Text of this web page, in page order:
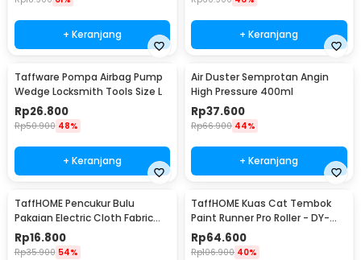
+ Keranjang + Keranjang
Taffware Pompa Airbag Pump
Wedge Locksmith Tools Size L
Rp26.800
Rp50.900 48%
+ Keranjang
Air Duster Semprotan Angin
High Pressure 400ml
Rp37.600
Rp66.900 44%
+ Keranjang
TaffHOME Pencukur Bulu
Pakaian Electric Cloth Fabric
Shaver - FL-188
Rp16.800
Rp35.900 54%
TaffHOME Kuas Cat Tembok
Paint Runner Pro Roller - DY-
526
Rp64.600
Rp106.900 40%